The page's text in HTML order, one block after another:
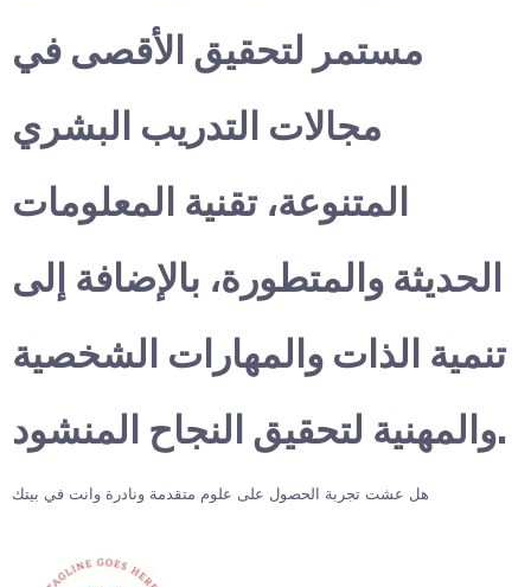
مستمر لتحقيق الأقصى في
مجالات التدريب البشري
المتنوعة، تقنية المعلومات
الحديثة والمتطورة، بالإضافة إلى
تنمية الذات والمهارات الشخصية
والمهنية لتحقيق النجاح المنشود.
هل عشت تجربة الحصول على علوم متقدمة ونادرة وانت في بيتك